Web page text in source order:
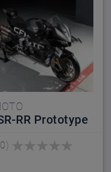
RR Prototype